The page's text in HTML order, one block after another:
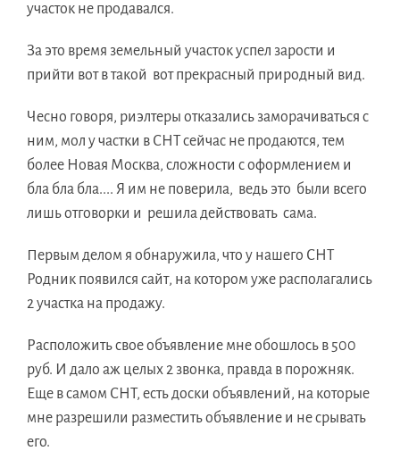
участок не продавался.
За это время земельный участок успел зарости и
прийти вот в такой вот прекрасный природный вид.
Чесно говоря, риэлтеры отказались заморачиваться с
ним, мол у частки в СНТ сейчас не продаются, тем
более Новая Москва, сложности с оформлением и
бла бла бла.... Я им не поверила, ведь это были всего
лишь отговорки и решила действовать сама.
Первым делом я обнаружила, что у нашего СНТ
Родник появился сайт, на котором уже располагались
2 участка на продажу.
Расположить свое объявление мне обошлось в 500
руб. И дало аж целых 2 звонка, правда в порожняк.
Еще в самом СНТ, есть доски объявлений, на которые
мне разрешили разместить объявление и не срывать
его.